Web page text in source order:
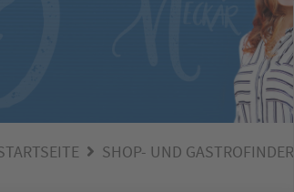
SHOP- UND GASTROFINDER